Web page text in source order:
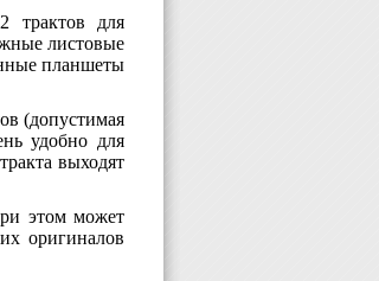
трактов для
листовые
планшеты
(допустимая
удобно для
выходят
этом может
оригиналов